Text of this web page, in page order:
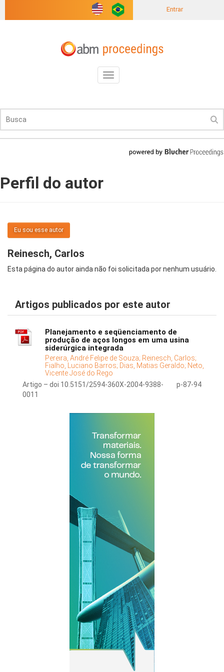
Entrar
Toggle
navigation
Perfil do autor
Eu sou esse autor
Reinesch, Carlos
Esta página do autor ainda não foi solicitada por nenhum usuário.
Artigos publicados por este autor
Planejamento e seqüenciamento de
produção de aços longos em uma usina
siderúrgica integrada
Pereira, André Felipe de Souza; Reinesch, Carlos;
Fialho, Luciano Barros; Dias, Matias Geraldo; Neto,
Vicente José do Rego
Artigo – doi 10.5151/2594-360X-2004-9388-
0011
p-87-94